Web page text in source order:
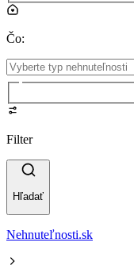
Čo:
Filter
Hľadať
Nehnuteľnosti.sk